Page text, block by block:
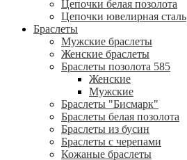
Цепочки белая позолота
Цепочки ювелирная сталь
Браслеты
Мужские браслеты
Женские браслеты
Браслеты позолота 585
Женские
Мужские
Браслеты "Бисмарк"
Браслеты белая позолота
Браслеты из бусин
Браслеты с черепами
Кожаные браслеты